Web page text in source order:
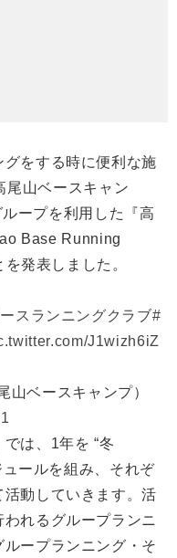
をする時に便利な施
尾山ベースキャン
ープを利用した『高
Base Running
発表しました。
スランニングクラブ#
J1wizh6iZ
ベースキャンプ）
は、1年を “冬
ュールを組み、それぞ
動していきます。活
れるグループランニ
ープランニング・そ